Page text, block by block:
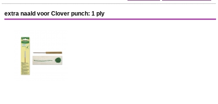
extra naald voor Clover punch: 1 ply